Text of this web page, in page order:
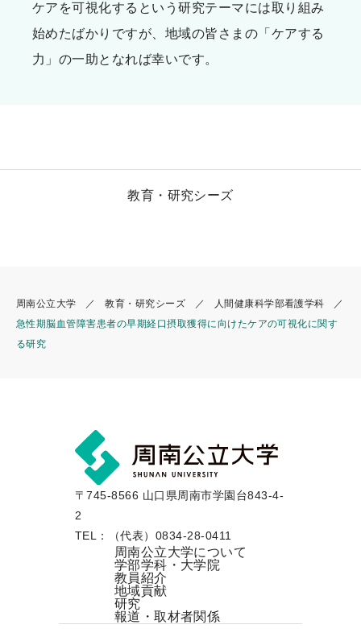
ケアを可視化するという研究テーマには取り組み
始めたばかりですが、地域の皆さまの「ケアする
力」の一助となれば幸いです。
教育・研究シーズ
周南公立大学 教育・研究シーズ
人間健康科学部看護学科
急性期脳血管障害患者の早期経口摂取獲得に向けたケアの可視化に関す
る研究
〒745-8566 山口県周南市学園台843-4-
2
TEL：（代表）0834-28-0411
周南公立大学について
学部学科・大学院
教員紹介
地域貢献
研究
報道・取材者関係